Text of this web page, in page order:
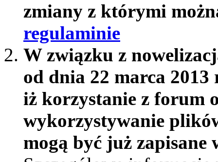
zmiany z którymi
regulaminie
W związku z
od dnia 22 marca
iż korzystanie z forum
wykorzystywanie
mogą być już